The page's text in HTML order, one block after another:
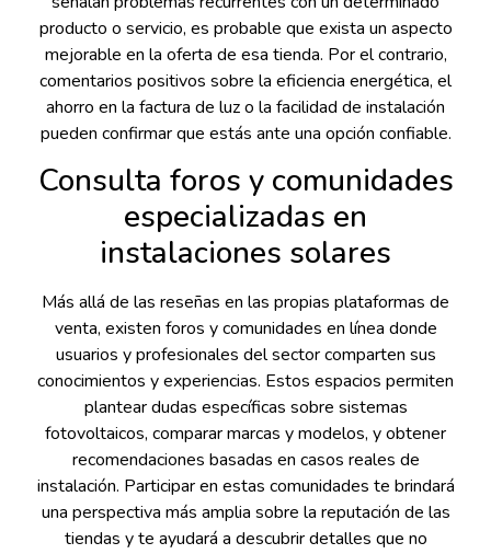
producto o servicio, es probable que exista un aspecto
mejorable en la oferta de esa tienda. Por el contrario,
comentarios positivos sobre la eficiencia energética, el
ahorro en la factura de luz o la facilidad de instalación
pueden confirmar que estás ante una opción confiable.
Consulta foros y comunidades
especializadas en
instalaciones solares
Más allá de las reseñas en las propias plataformas de
venta, existen foros y comunidades en línea donde
usuarios y profesionales del sector comparten sus
conocimientos y experiencias. Estos espacios permiten
plantear dudas específicas sobre sistemas
fotovoltaicos, comparar marcas y modelos, y obtener
recomendaciones basadas en casos reales de
instalación. Participar en estas comunidades te brindará
una perspectiva más amplia sobre la reputación de las
tiendas y te ayudará a descubrir detalles que no